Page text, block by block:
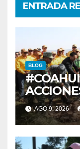
ENTRADA
BLOG
AGO 9, 2026